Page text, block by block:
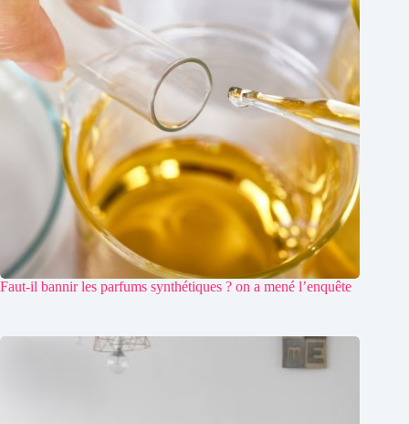
Faut-il bannir les parfums synthétiques ? on a mené l’enquête